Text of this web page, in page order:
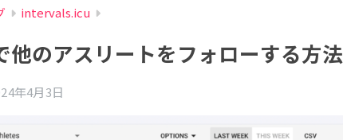
intervals.icu
のアスリートをフォローする方法
年4月3日